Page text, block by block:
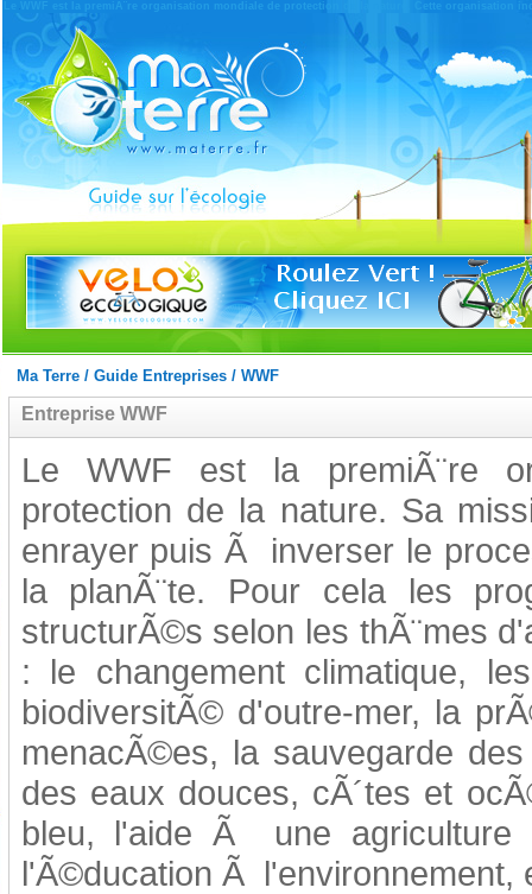
Le WWF est la premiÃ¨re organisation mondiale de protection de la nature. Cette
Ma Terre/ Guide Entreprises/ WWF
Entreprise WWF
Le WWF est la premiÃ¨re
protection de la nature. Sa
enrayer puis Ã inverser le
la planÃ¨te. Pour cela les
structurÃ©s selon les thÃ¨mes
: le changement climatique,
biodiversitÃ© d'outre-mer, la
menacÃ©es, la sauvegarde
des eaux douces, cÃ´tes et
bleu, l'aide Ã une agriculture
l'Ã©ducation Ã l'environnement,